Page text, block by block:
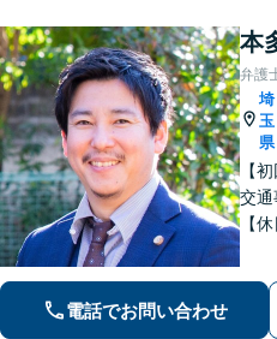
本
弁護
埼
玉
県
【
交通
【
電話でお問い合わせ